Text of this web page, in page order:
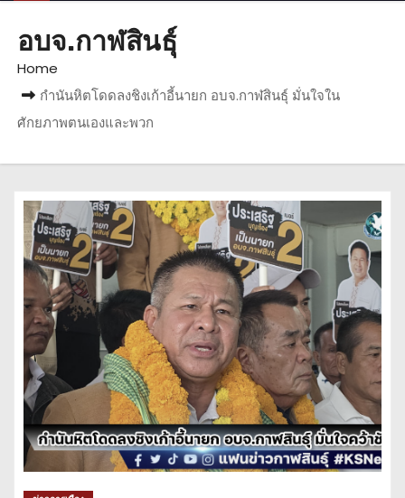
อบจ.กาฬสินธุ์
Home
กำนันหิตโดดลงชิงเก้าอี้นายก อบจ.กาฬสินธุ์ มั่นใจใน
ศักยภาพตนเองและพวก